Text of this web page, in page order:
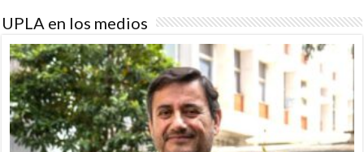
UPLA en los medios